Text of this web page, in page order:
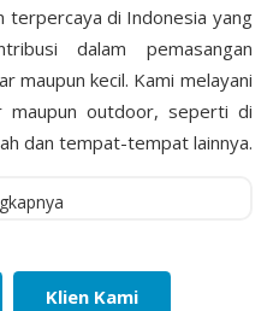
terpercaya di Indonesia yang
dalam pemasangan
maupun kecil. Kami melayani
maupun outdoor, seperti di
dan tempat-tempat lainnya.
Klien Kami